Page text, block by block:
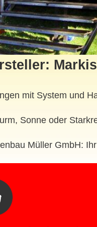
mit System und
Sonne oder
Müller GmbH: